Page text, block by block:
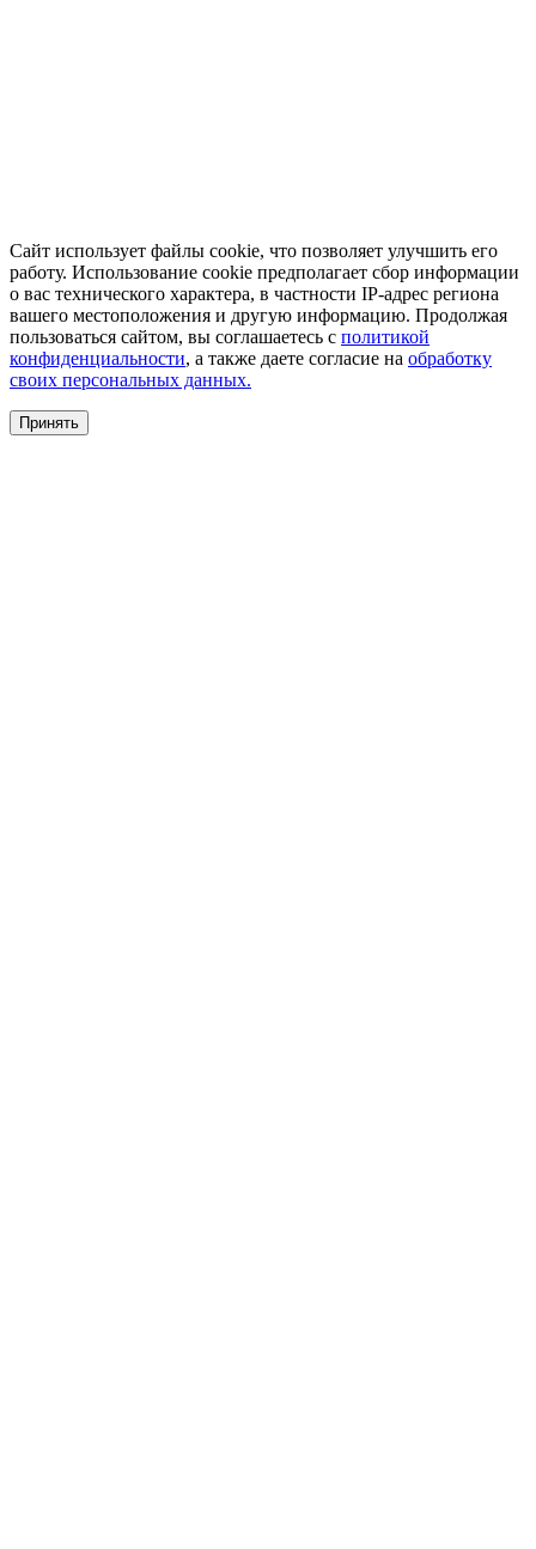
Сайт использует файлы cookie, что позволяет улучшить его
работу. Использование cookie предполагает сбор информации
о вас технического характера, в частности IP-адрес региона
вашего местоположения и другую информацию. Продолжая
пользоваться сайтом, вы соглашаетесь с политикой
конфиденциальности, а также даете согласие на обработку
своих персональных данных.
Принять